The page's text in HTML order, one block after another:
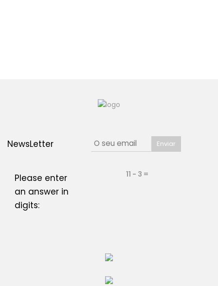
NewsLetter
Please enter
an answer in
digits:
11 − 3 =